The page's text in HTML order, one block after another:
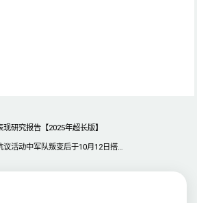
研究报告【2025年超长版】
活动中军队叛变后于10月12日搭…